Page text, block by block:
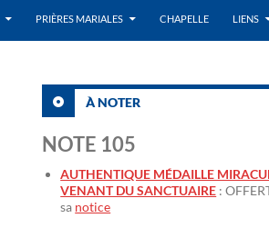
PRIÈRES MARIALES CHAPELLE LIENS
À NOTER
NOTE 105
AUTHENTIQUE MÉDAILLE
VENANT DU SANCTUAIRE :
sa notice